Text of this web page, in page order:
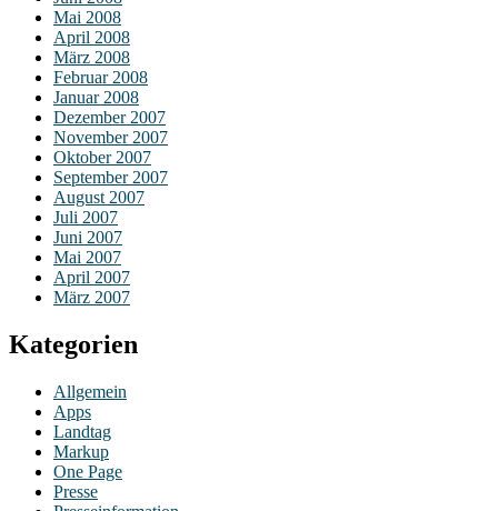
Mai 2008
April 2008
März 2008
Februar 2008
Januar 2008
Dezember 2007
November 2007
Oktober 2007
September 2007
August 2007
Juli 2007
Juni 2007
Mai 2007
April 2007
März 2007
Kategorien
Allgemein
Apps
Landtag
Markup
One Page
Presse